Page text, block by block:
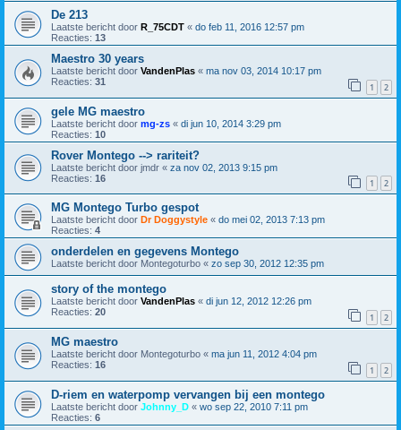
De 213
Laatste bericht door R_75CDT « do feb 11, 2016 12:57 pm
Reacties: 13
Maestro 30 years
Laatste bericht door VandenPlas « ma nov 03, 2014 10:17 pm
Reacties: 31 1 2
gele MG maestro
Laatste bericht door mg-zs « di jun 10, 2014 3:29 pm
Reacties: 10
Rover Montego --> rariteit?
Laatste bericht door jmdr « za nov 02, 2013 9:15 pm
Reacties: 16 1 2
MG Montego Turbo gespot
Laatste bericht door Dr Doggystyle « do mei 02, 2013 7:13 pm
Reacties: 4
onderdelen en gegevens Montego
Laatste bericht door Montegoturbo « zo sep 30, 2012 12:35 pm
story of the montego
Laatste bericht door VandenPlas « di jun 12, 2012 12:26 pm
Reacties: 20 1 2
MG maestro
Laatste bericht door Montegoturbo « ma jun 11, 2012 4:04 pm
Reacties: 16 1 2
D-riem en waterpomp vervangen bij een montego
Laatste bericht door Johnny_D « wo sep 22, 2010 7:11 pm
Reacties: 6